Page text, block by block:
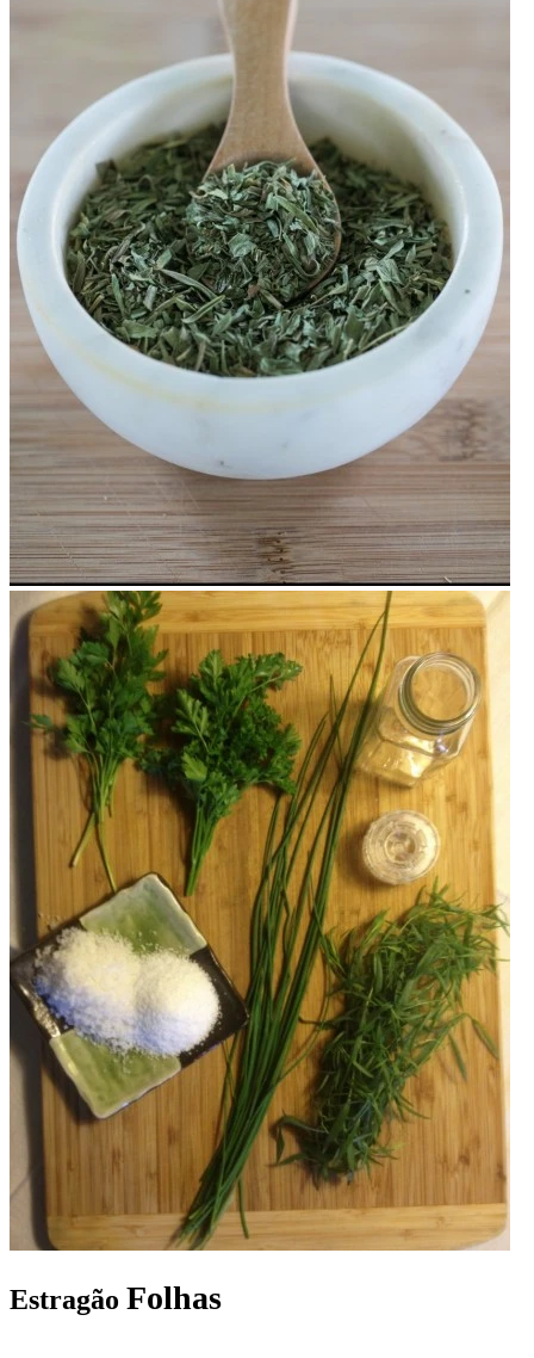
Estragão Folhas